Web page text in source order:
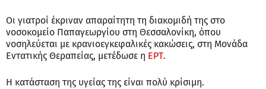
Οι γιατροί έκριναν απαραίτητη τη διακομιδή της στο
νοσοκομείο Παπαγεωργίου στη Θεσσαλονίκη, όπου
νοσηλεύεται με κρανιοεγκεφαλικές κακώσεις, στη Μονάδα
Εντατικής Θεραπείας, μετέδωσε η ΕΡΤ.
Η κατάσταση της υγείας της είναι πολύ κρίσιμη.